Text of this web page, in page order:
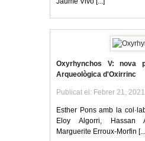
Oxyrhynchos V: nova
Arqueològica d'Oxirrinc
Publicat el: Febrer 21, 2021
Esther Pons amb la
Eloy Algorri, Hassan
Marguerite Erroux-Morfin